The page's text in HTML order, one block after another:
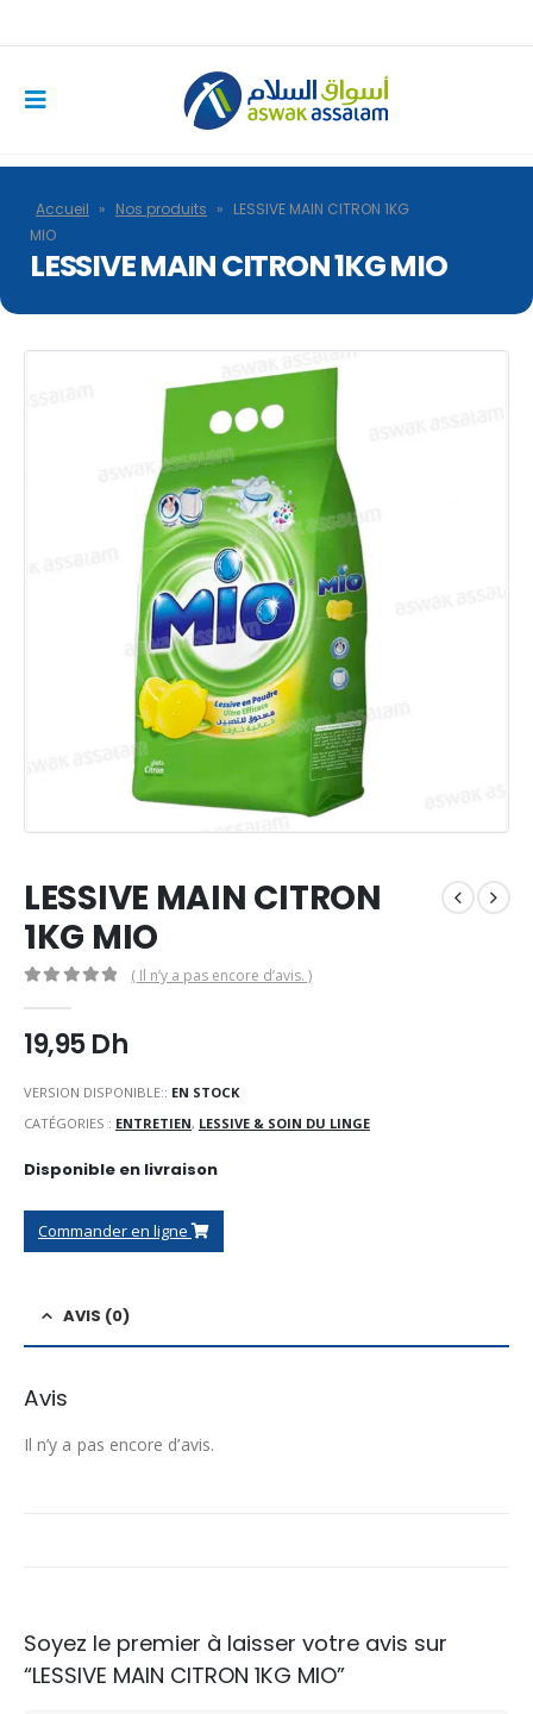
Accueil » Nos produits » LESSIVE MAIN CITRON 1KG
MIO
LESSIVE MAIN CITRON 1KG MIO
LESSIVE MAIN CITRON
1KG MIO
( Il n’y a pas encore d’avis. )
19,95Dh
VERSION DISPONIBLE:: EN STOCK
CATÉGORIES : ENTRETIEN, LESSIVE & SOIN DU LINGE
Disponible en livraison
Commander en ligne
AVIS (0)
Avis
Il n’y a pas encore d’avis.
Soyez le premier à laisser votre avis sur
“LESSIVE MAIN CITRON 1KG MIO”